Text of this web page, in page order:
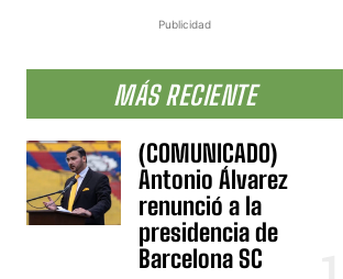
Publicidad
MÁS RECIENTE
(COMUNICADO)
Antonio Álvarez
renunció a la
presidencia de
Barcelona SC